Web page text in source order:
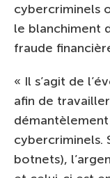
cybercriminels
le blanchiment
fraude
« Il s’agit de
afin de
cybercriminels.
botnets),